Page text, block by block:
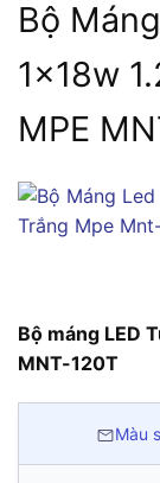
Bộ
1x18w
MPE
Bộ máng LED
MNT-120T
Màu